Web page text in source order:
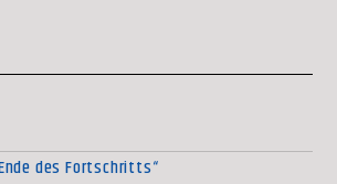
des Fortschritts“